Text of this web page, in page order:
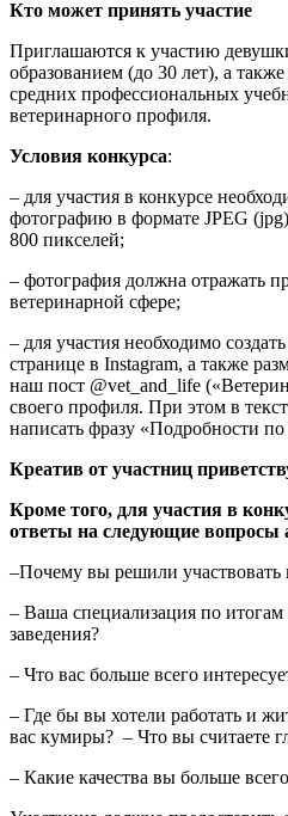
Кто может принять участие
Приглашаются к участию
образованием (до 30 лет), а
средних профессиональных
ветеринарного профиля.
Условия конкурса:
– для участия в конкурсе
фотографию в формате JPEG
800 пикселей;
– фотография должна отражать
ветеринарной сфере;
– для участия необходимо
странице в Instagram, а также
наш пост @vet_and_life
своего профиля. При этом в
написать фразу «Подробности
Креатив от участниц
Кроме того, для участия в
ответы на следующие вопросы
–Почему вы решили участвовать
– Ваша специализация по итогам
заведения?
– Что вас больше всего
– Где бы вы хотели работать и
вас кумиры? – Что вы считаете
– Какие качества вы больше